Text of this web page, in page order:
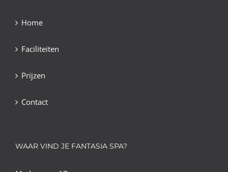
Home
Faciliteiten
Prijzen
Contact
WAAR VIND JE FANTASIA SPA?